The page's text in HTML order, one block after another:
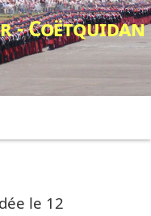
- Coëtquidan
le 12